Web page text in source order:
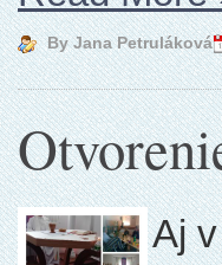
By Jana Petruláková
Aj